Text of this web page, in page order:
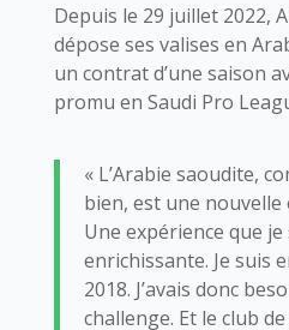
Depuis le 29 juillet 2022,
dépose ses valises en
un contrat d’une saison
promu en Saudi Pro
« L’Arabie saoudite,
bien, est une
Une expérience que
enrichissante. Je suis
2018. J’avais donc
challenge. Et le club de